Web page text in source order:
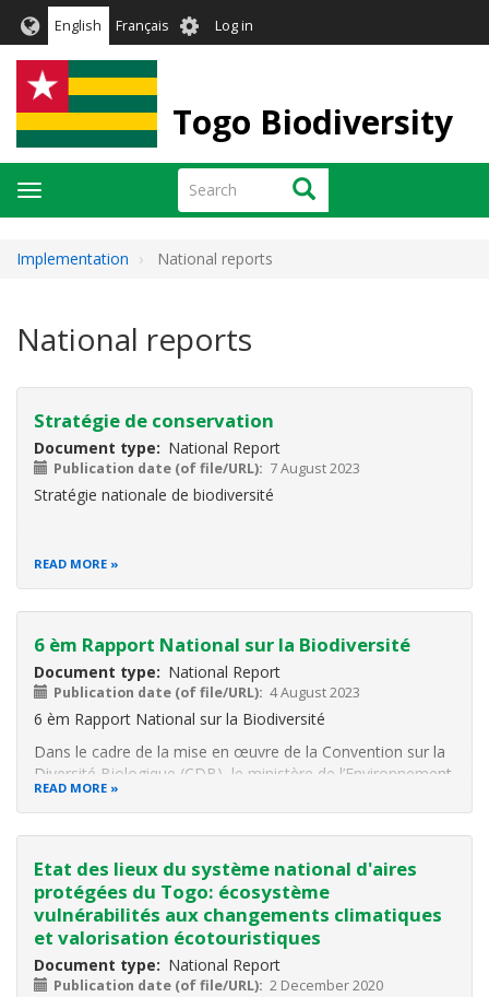
content
English Français User
account
Log in
Togo Biodiversity
Search Search
Toggle
navigation
Implementation National reports
National reports
Stratégie de conservation
Document type National Report
Publication date (of file/URL) 7 August 2023
Stratégie nationale de biodiversité
READ MORE
6 èm Rapport National sur la Biodiversité
Document type National Report
Publication date (of file/URL) 4 August 2023
6 èm Rapport National sur la Biodiversité
Dans le cadre de la mise en œuvre de la Convention sur la
Diversité Biologique (CDB), le ministère de l’Environnement
et des Ressources forestières (MERF) a validé le sixième
rapport national sur la CDB. Le directeur de cabinet M.
Kodjo Kudadzé a procédé
READ MORE
Etat des lieux du système national d'aires
protégées du Togo: écosystème
vulnérabilités aux changements climatiques
et valorisation écotouristiques
Document type National Report
Publication date (of file/URL) 2 December 2020